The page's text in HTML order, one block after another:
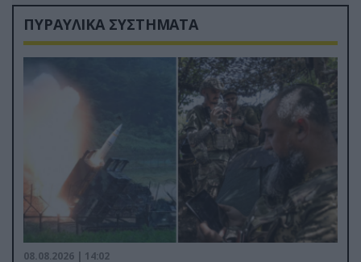
ΠΥΡΑΥΛΙΚΑ ΣΥΣΤΗΜΑΤΑ
08.08.2026 | 14:02